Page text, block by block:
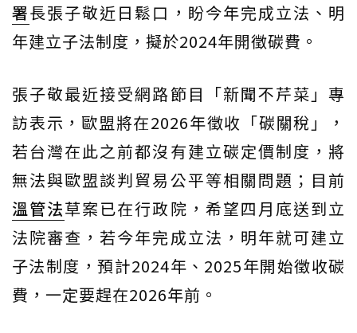
署長張子敬近日鬆口，盼今年完成立法、明
年建立子法制度，擬於2024年開徵碳費。
張子敬最近接受網路節目「新聞不芹菜」專
訪表示，歐盟將在2026年徵收「碳關稅」，
若台灣在此之前都沒有建立碳定價制度，將
無法與歐盟談判貿易公平等相關問題；目前
溫管法草案已在行政院，希望四月底送到立
法院審查，若今年完成立法，明年就可建立
子法制度，預計2024年、2025年開始徵收碳
費，一定要趕在2026年前。